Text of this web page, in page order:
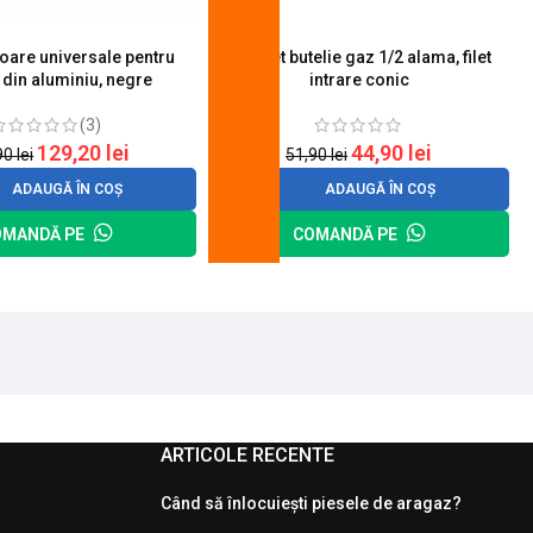
universale pentru
aluminiu, negre
(3)
lei 129,20 lei
ADAUGĂ ÎN COȘ
PE
Robinet butelie gaz 1/2 alama, filet
intrare conic
51,90lei44,90 lei
ADAUGĂ ÎN COȘ
COMANDĂ PE
ARTICOLE RECENTE
Când să înlocuiești piesele de aragaz?